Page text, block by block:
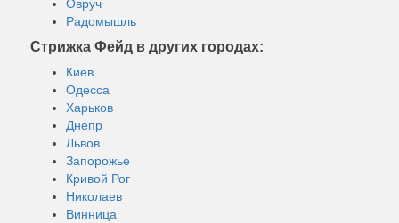
Овруч
Радомышль
Стрижка Фейд в других городах:
Киев
Одесса
Харьков
Днепр
Львов
Запорожье
Кривой Рог
Николаев
Винница